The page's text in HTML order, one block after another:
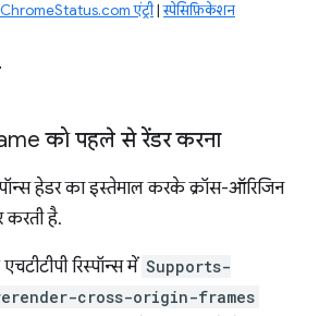
ChromeStatus.com एंट्री|स्पेसिफ़िकेशन
को पहले से रेंडर करना
हेडर का इस्तेमाल करके क्रॉस-ऑरिजिन
है.
रिस्पॉन्स में Supports-
cross-origin-frames